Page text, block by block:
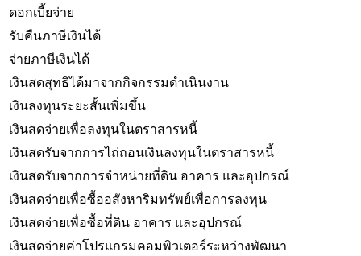
ดอกเบี้ยจ่าย
รับคืนภาษีเงินได้
จ่ายภาษีเงินได้
เงินสดสุทธิได้มาจากกิจกรรมดำเนินงาน
เงินลงทุนระยะสั้นเพิ่มขึ้น
เงินสดจ่ายเพื่อลงทุนในตราสารหนี้
เงินสดรับจากการไถ่ถอนเงินลงทุนในตราสารหนี้
เงินสดรับจากการจำหน่ายที่ดิน อาคาร และอุปกรณ์
เงินสดจ่ายเพื่อซื้ออสังหาริมทรัพย์เพื่อการลงทุน
เงินสดจ่ายเพื่อซื้อที่ดิน อาคาร และอุปกรณ์
เงินสดจ่ายค่าโปรแกรมคอมพิวเตอร์ระหว่างพัฒนา